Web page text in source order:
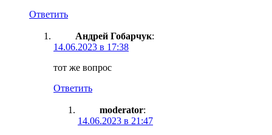
Ответить
Андрей Гобарчук:
14.06.2023 в 17:38
тот же вопрос
Ответить
moderator:
14.06.2023 в 21:47